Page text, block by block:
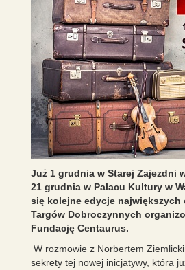
Już 1 grudnia w Starej Zajezdni
21 grudnia w Pałacu Kultury w
się kolejne edycje
Targów Dobroczynnych
Fundację Centaurus.
W rozmowie z Norbertem
sekrety tej nowej inicjatywy, która